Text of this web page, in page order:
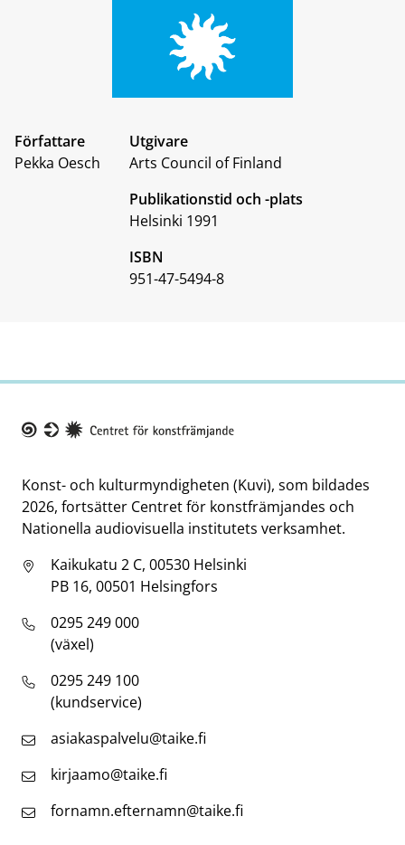
Författare
Pekka Oesch
Utgivare
Arts Council of Finland
Publikationstid och -plats
Helsinki 1991
ISBN
951-47-5494-8
Konst- och kulturmyndigheten (Kuvi), som bildades
2026, fortsätter Centret för konstfrämjandes och
Nationella audiovisuella institutets verksamhet.
Kaikukatu 2 C, 00530 Helsinki
PB 16, 00501 Helsingfors
0295 249 000
(växel)
0295 249 100
(kundservice)
asiakaspalvelu@taike.fi
kirjaamo@taike.fi
fornamn.efternamn@taike.fi